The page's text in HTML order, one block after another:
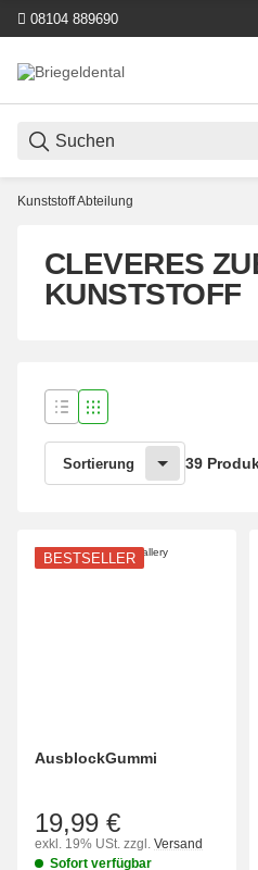
08104 889690
Kunststoff Abteilung
CLEVERES
KUNSTSTOFF
Sortierung 39
BESTSELLER
AusblockGummi
19,99 €
exkl. 19% USt. zzgl. Versand
Sofort verfügbar